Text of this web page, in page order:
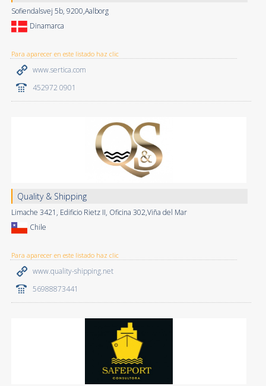
Sofiendalsvej 5b, 9200,Aalborg
Dinamarca
Para aparecer en este listado haz clic
www.sertica.com
452972 0901
Quality & Shipping
Limache 3421, Edificio Rietz II, Oficina 302,Viña del Mar
Chile
Para aparecer en este listado haz clic
www.quality-shipping.net
56988873441